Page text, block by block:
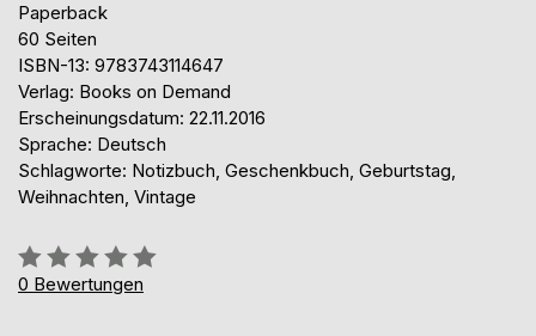
Paperback
60 Seiten
ISBN-13: 9783743114647
Verlag: Books on Demand
Erscheinungsdatum: 22.11.2016
Sprache: Deutsch
Schlagworte: Notizbuch, Geschenkbuch, Geburtstag,
Weihnachten, Vintage
Bewertung::
0%
0 Bewertungen